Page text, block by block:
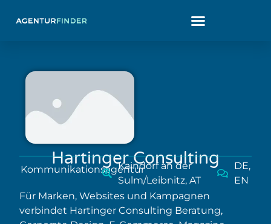
Hartinger Consulting
KommunikationsagenturKaindorf an der
Sulm/Leibnitz, AT
DE,
EN
Für Marken, Websites und Kampagnen
verbindet Hartinger Consulting Beratung,